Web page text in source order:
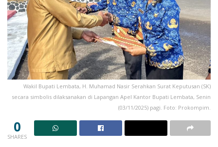
Wakil Bupati Lembata, H. Muhamad Nasir Serahkan Surat Keputusan (SK)
secara simbolis dilaksanakan di Lapangan Apel Kantor Bupati Lembata, Senin
(03/11/2025) pagi. Foto: Prokompim.
0
SHARES